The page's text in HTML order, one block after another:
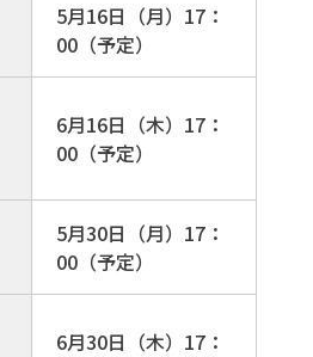
5月16日（月）17：
00（予定）
6月16日（木）17：
00（予定）
5月30日（月）17：
00（予定）
6月30日（木）17：